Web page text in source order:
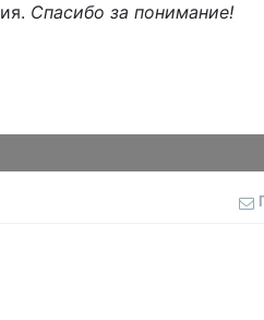
Спасибо за понимание!